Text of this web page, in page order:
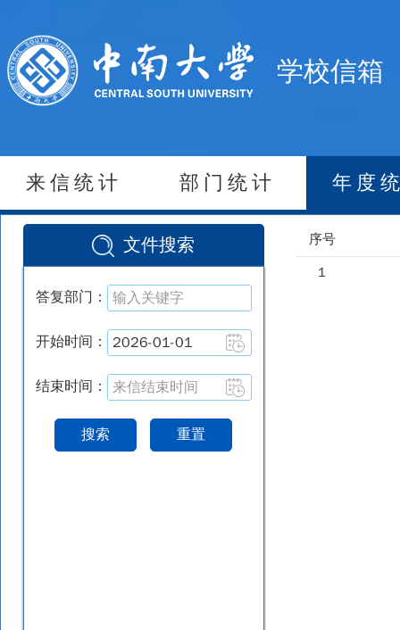
学校信箱
来信统计 部门统计 年度
文件搜索
答复部门：
开始时间：
结束时间：
搜索 重置
序号
1